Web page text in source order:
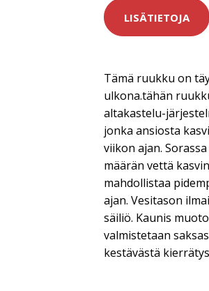
LISÄTIETOJA
Tämä ruukku on
ulkona.tähän
altakastelu-
jonka ansiosta
viikon ajan.
määrän vettä
mahdollistaa
ajan. Vesitason
säiliö. Kaunis
valmistetaan
kestävästä